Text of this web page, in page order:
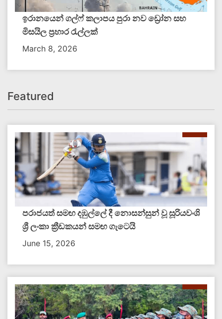
ඉරානයෙන් ගල්ෆ් කලාපය පුරා නව ඩ්‍රෝන සහ
මිසයිල ප්‍රහාර රැල්ලක්
March 8, 2026
Featured
පරාජයත් සමඟ දඹුල්ලේ දී නොසන්සුන් වූ සූරියවංශි
ශ්‍රී ලංකා ක්‍රීඩකයන් සමඟ ගැටෙයි
June 15, 2026